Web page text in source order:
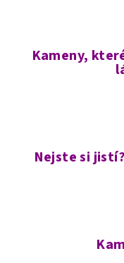
Kameny,
Nejste si